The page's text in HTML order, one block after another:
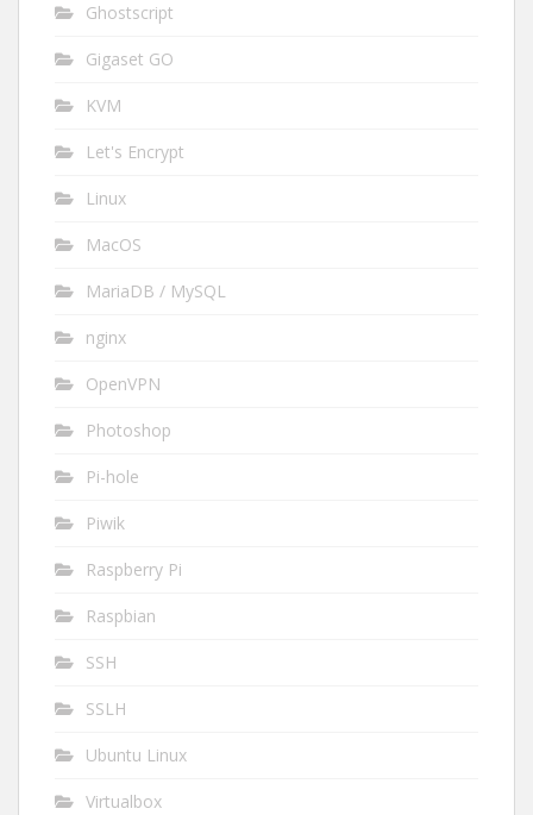
Ghostscript
Gigaset GO
KVM
Let's Encrypt
Linux
MacOS
MariaDB / MySQL
nginx
OpenVPN
Photoshop
Pi-hole
Piwik
Raspberry Pi
Raspbian
SSH
SSLH
Ubuntu Linux
Virtualbox